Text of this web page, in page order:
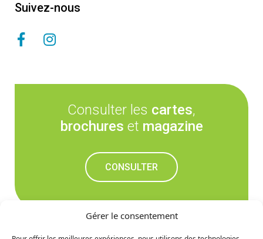
Gérer le consentement
Suivez-nous
Consulter les cartes,
brochures et magazine
CONSULTER